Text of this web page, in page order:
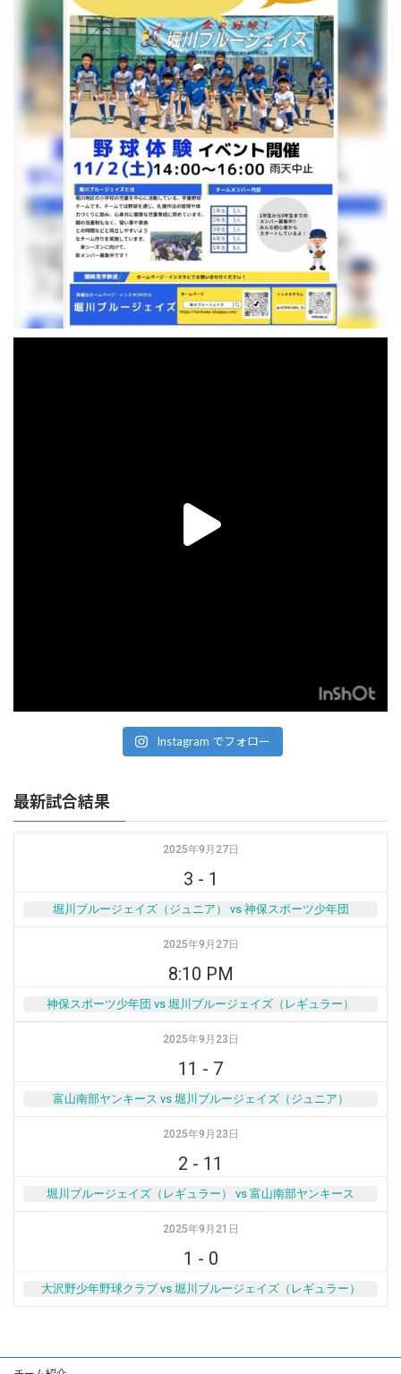
Instagram でフォロー
最新試合結果
2025年9月27日
3 - 1
堀川ブルージェイズ（ジュニア） vs 神保スポーツ少年団
2025年9月27日
8:10 PM
神保スポーツ少年団 vs 堀川ブルージェイズ（レギュラー）
2025年9月23日
11 - 7
富山南部ヤンキース vs 堀川ブルージェイズ（ジュニア）
2025年9月23日
2 - 11
堀川ブルージェイズ（レギュラー） vs 富山南部ヤンキース
2025年9月21日
1 - 0
大沢野少年野球クラブ vs 堀川ブルージェイズ（レギュラー）